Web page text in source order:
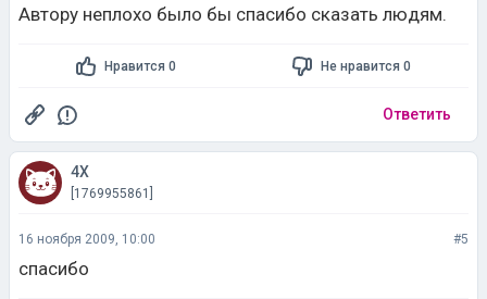
Автору неплохо было бы спасибо сказать людям.
Нравится 0 Не нравится 0
Ответить
4X
[1769955861]
16 ноября 2009, 10:00 #5
спасибо